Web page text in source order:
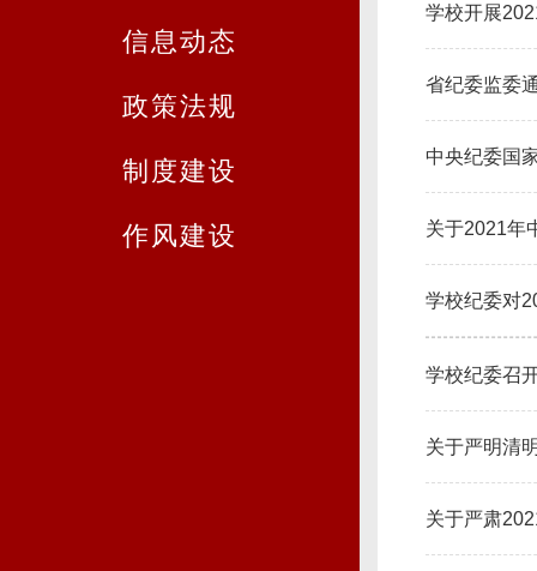
信息动态
政策法规
制度建设
作风建设
学校开展
省纪委监委
中央纪委国
关于2021年
学校纪委对
学校纪委召
关于严明清
关于严肃